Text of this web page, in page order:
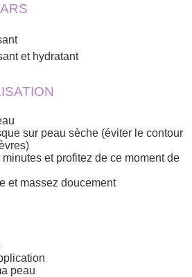
et hydratant
sur peau sèche (éviter le contour
et profitez de ce moment de
et massez doucement
peau